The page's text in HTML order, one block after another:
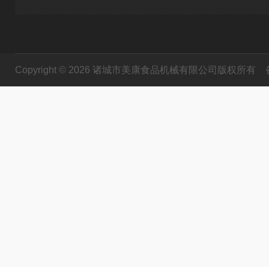
Copyright © 2026 诸城市美康食品机械有限公司版权所有